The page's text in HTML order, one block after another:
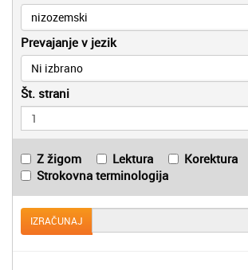
nizozemski
Prevajanje v jezik
Ni izbrano
Št. strani
Z žigom Lektura
Korektura
Strokovna terminologija
IZRAČUNAJ